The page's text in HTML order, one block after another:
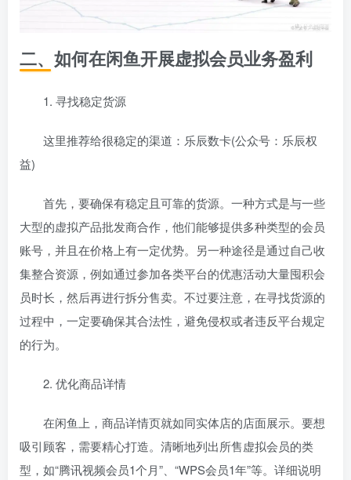
二、如何在闲鱼开展虚拟会员业务盈利
1. 寻找稳定货源
这里推荐给很稳定的渠道：乐辰数卡(公众号：乐辰权
益)
首先，要确保有稳定且可靠的货源。一种方式是与一些
大型的虚拟产品批发商合作，他们能够提供多种类型的会员
账号，并且在价格上有一定优势。另一种途径是通过自己收
集整合资源，例如通过参加各类平台的优惠活动大量囤积会
员时长，然后再进行拆分售卖。不过要注意，在寻找货源的
过程中，一定要确保其合法性，避免侵权或者违反平台规定
的行为。
2. 优化商品详情
在闲鱼上，商品详情页就如同实体店的店面展示。要想
吸引顾客，需要精心打造。清晰地列出所售虚拟会员的类
型，如“腾讯视频会员1个月”、“WPS会员1年”等。详细说明